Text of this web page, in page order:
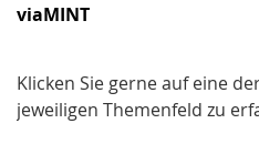
viaMINT
Klicken Sie gerne auf eine
jeweiligen Themenfeld zu